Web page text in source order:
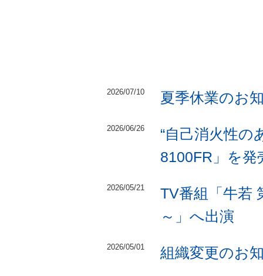
2026/07/10 夏季休業のお
2026/06/26
“自己消火性の
8100FR」を発
2026/05/21
TV番組「牛若
～」へ出演
2026/05/01 組織変更のお